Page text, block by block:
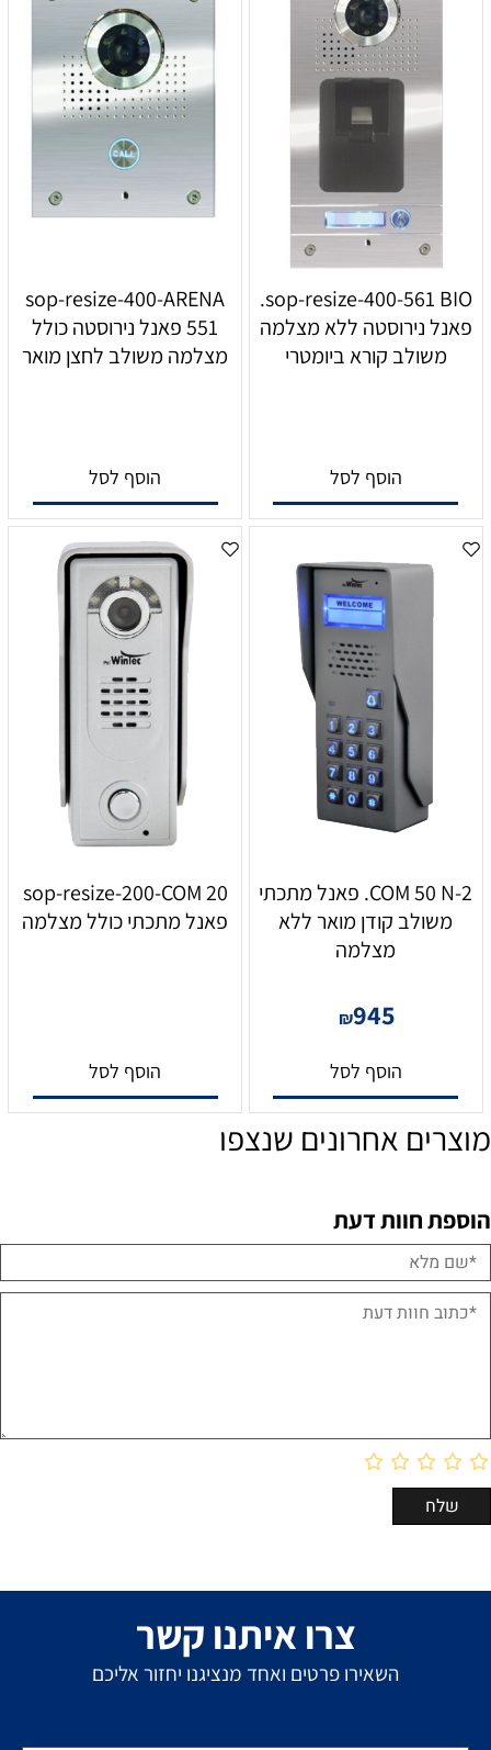
sop-resize-400-561 BIO.
פאנל נירוסטה ללא מצלמה
משולב קורא ביומטרי
הוסף לסל
sop-resize-400-ARENA
551 פאנל נירוסטה כולל
מצלמה משולב לחצן מואר
הוסף לסל
COM 50 N-2. פאנל מתכתי
משולב קודן מואר ללא
מצלמה
₪945
הוסף לסל
sop-resize-200-COM 20
פאנל מתכתי כולל מצלמה
הוסף לסל
מוצרים אחרונים שנצפו
הוספת חוות דעת
צרו איתנו קשר
השאירו פרטים ואחד מנציגנו יחזור אליכם